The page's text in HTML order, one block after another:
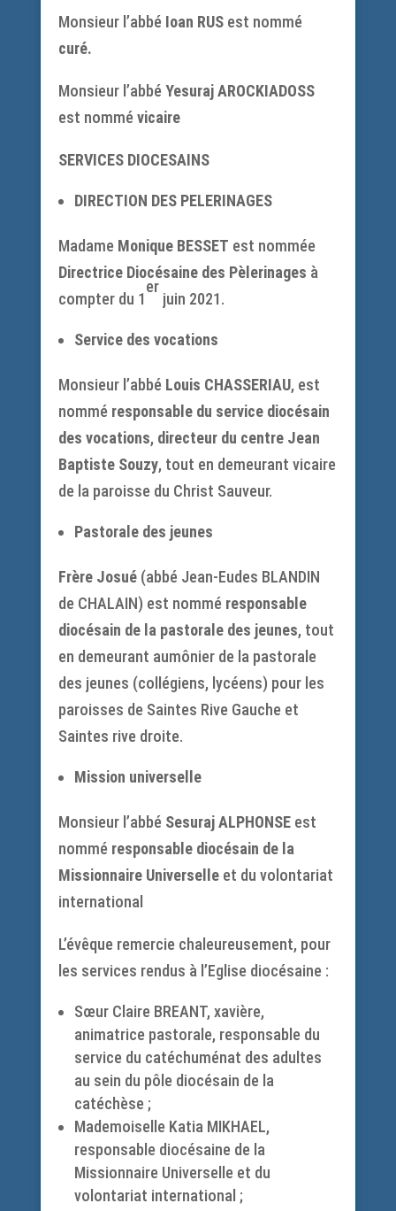
Monsieur l’abbé Ioan RUS est nommé
curé.
Monsieur l’abbé Yesuraj AROCKIADOSS
est nommé vicaire
SERVICES DIOCESAINS
DIRECTION DES PELERINAGES
Madame Monique BESSET est nommée
DirectriceDiocésaine des Pèlerinages à
compter du 1
er
juin 2021.
Service des vocations
Monsieur l’abbé Louis CHASSERIAU, est
nommé responsable du service diocésain
des vocations, directeur du centre Jean
Baptiste Souzy, tout en demeurant vicaire
de la paroisse du Christ Sauveur.
Pastorale des jeunes
Frère Josué(abbé Jean-Eudes BLANDIN
de CHALAIN) est nommé responsable
diocésain de la pastorale des jeunes, tout
en demeurant aumônier de la pastorale
des jeunes (collégiens, lycéens) pour les
paroisses de Saintes Rive Gauche et
Saintes rive droite.
Mission universelle
Monsieur l’abbé Sesuraj ALPHONSEest
nommé responsable diocésain de la
Missionnaire Universelleet du volontariat
international
L’évêque remercie chaleureusement, pour
les services rendus à l’Eglise diocésaine :
Sœur Claire BREANT, xavière,
animatrice pastorale, responsable du
service du catéchuménat des adultes
au sein du pôle diocésain de la
catéchèse ;
Mademoiselle Katia MIKHAEL,
responsable diocésaine de la
Missionnaire Universelle et du
volontariat international ;